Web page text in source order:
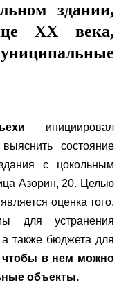
здании,
ХХ века,
инициировал
состояние
с цокольным
Азорин, 20. Целью
оценка того,
для устранения
также бюджета для
чтобы в нем можно
объекты.